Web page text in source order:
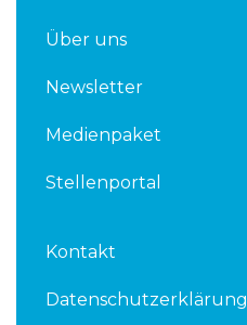
Über uns
Newsletter
Medienpaket
Stellenportal
Kontakt
Datenschutzerklärung